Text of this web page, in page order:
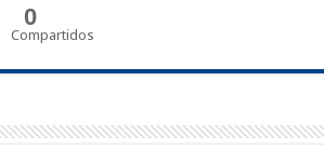
0
Compartidos